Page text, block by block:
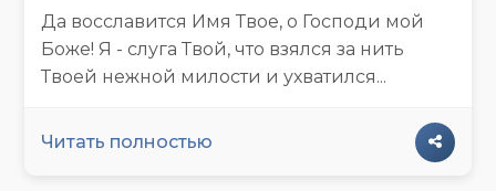
Да восславится Имя Твое, о Господи мой
Боже! Я - слуга Твой, что взялся за нить
Твоей нежной милости и ухватился...
Читать полностью